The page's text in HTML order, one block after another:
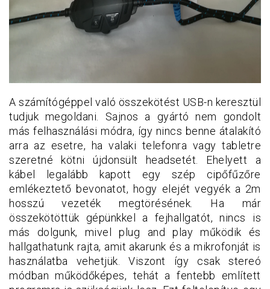
A számítógéppel való összekötést USB-n keresztül
tudjuk megoldani. Sajnos a gyártó nem gondolt
más felhasználási módra, így nincs benne átalakító
arra az esetre, ha valaki telefonra vagy tabletre
szeretné kötni újdonsült headsetét. Ehelyett a
kábel legalább kapott egy szép cipőfűzőre
emlékeztető bevonatot, hogy elejét vegyék a 2m
hosszú vezeték megtörésének. Ha már
összekötöttük gépünkkel a fejhallgatót, nincs is
más dolgunk, mivel plug and play működik és
hallgathatunk rajta, amit akarunk és a mikrofonját is
használatba vehetjük. Viszont így csak stereó
módban működőképes, tehát a fentebb említett